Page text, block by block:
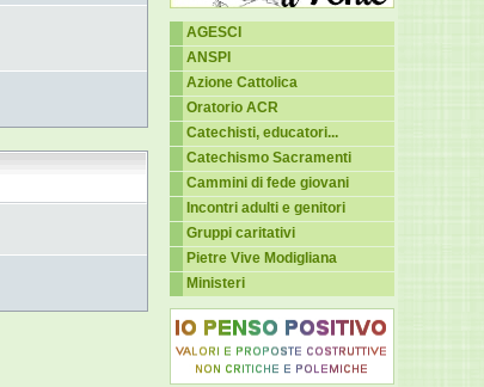
AGESCI
ANSPI
Azione Cattolica
Oratorio ACR
Catechisti, educatori...
Catechismo Sacramenti
Cammini di fede giovani
Incontri adulti e genitori
Gruppi caritativi
Pietre Vive Modigliana
Ministeri